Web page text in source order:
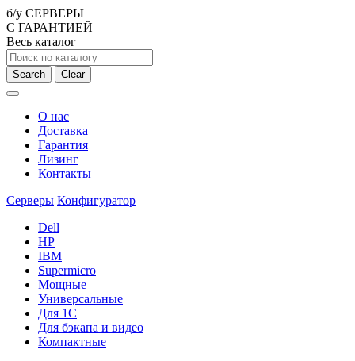
б/у СЕРВЕРЫ
С ГАРАНТИЕЙ
Весь каталог
Search Clear
О нас
Доставка
Гарантия
Лизинг
Контакты
Серверы Конфигуратор
Dell
HP
IBM
Supermicro
Мощные
Универсальные
Для 1С
Для бэкапа и видео
Компактные